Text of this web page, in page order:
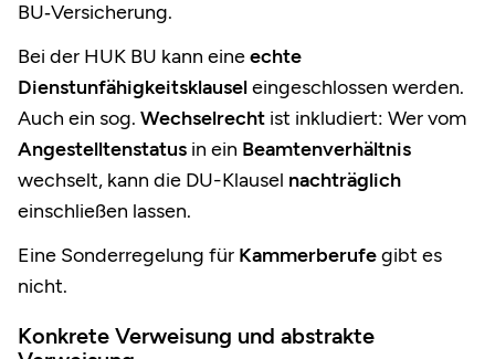
BU‑Versicherung.
Bei der HUK BU kann eineechte
Dienstunfähigkeitsklauseleingeschlossen werden.
Auch ein sog. Wechselrecht ist inkludiert: Wer vom
Angestelltenstatus in ein Beamtenverhältnis
wechselt, kann die DU-Klausel nachträglich
einschließen lassen.
Eine Sonderregelung für Kammerberufegibt es
nicht.
Konkrete Verweisung und abstrakte